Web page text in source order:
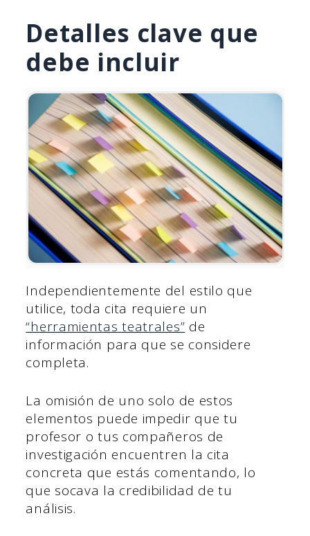
Detalles clave que
debe incluir
Independientemente del estilo que
utilice, toda cita requiere un
“herramientas teatrales” de
información para que se considere
completa.
La omisión de uno solo de estos
elementos puede impedir que tu
profesor o tus compañeros de
investigación encuentren la cita
concreta que estás comentando, lo
que socava la credibilidad de tu
análisis.